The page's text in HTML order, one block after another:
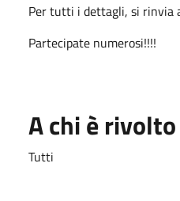
Per tutti i dettagli, si rinvia
Partecipate numerosi!!!!
A chi è rivolto
Tutti